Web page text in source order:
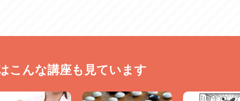
こんな講座も見ています